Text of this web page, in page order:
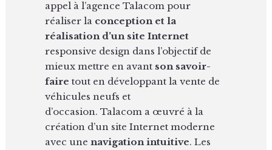
appel à l’agence Talacom pour
réaliser la conception et la
réalisation d’un site Internet
responsive design dans l’objectif de
mieux mettre en avant son savoir-
faire tout en développant la vente de
véhicules neufs et
d’occasion. Talacom a œuvré à la
création d’un site Internet moderne
avec une navigation intuitive. Les